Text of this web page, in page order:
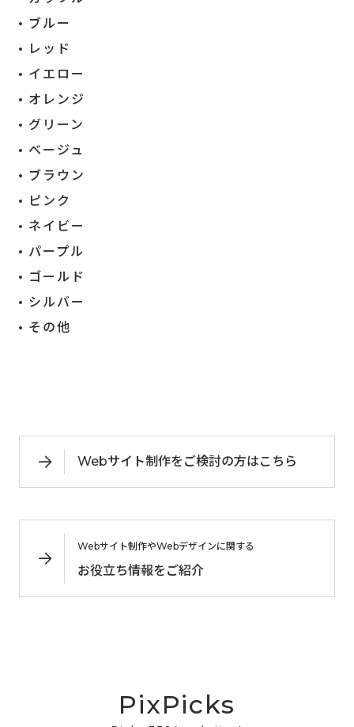
ブルー
レッド
イエロー
オレンジ
グリーン
ベージュ
ブラウン
ピンク
ネイビー
パープル
ゴールド
シルバー
その他
Webサイト制作をご検討の方はこちら
Webサイト制作やWebデザインに関する
お役立ち情報をご紹介
PixPicks